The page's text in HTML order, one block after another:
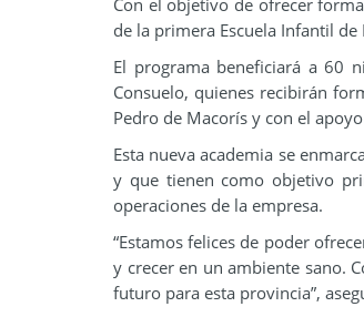
Con el objetivo de ofrecer
de la primera Escuela Infantil
El programa beneficiará a 60
Consuelo, quienes recibirán
Pedro de Macorís y con el
Esta nueva academia se
y que tienen como objetivo
operaciones de la empresa.
“Estamos felices de poder
y crecer en un ambiente sano.
futuro para esta provincia”,